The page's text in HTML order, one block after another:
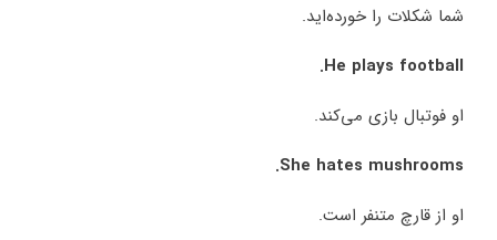
شما شکلات را خورده‌اید.
He plays football.
او فوتبال بازی می‌کند.
She hates mushrooms.
او از قارچ متنفر است.